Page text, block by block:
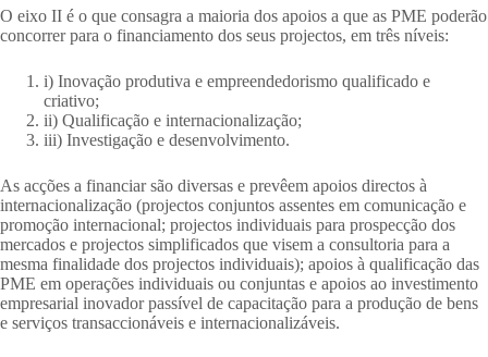
O eixo II é o que consagra a maioria dos apoios a que as PME poderão
concorrer para o financiamento dos seus projectos, em três níveis:
i) Inovação produtiva e empreendedorismo qualificado e
criativo;
ii) Qualificação e internacionalização;
iii) Investigação e desenvolvimento.
As acções a financiar são diversas e prevêem apoios directos à
internacionalização (projectos conjuntos assentes em comunicação e
promoção internacional; projectos individuais para prospecção dos
mercados e projectos simplificados que visem a consultoria para a
mesma finalidade dos projectos individuais); apoios à qualificação das
PME em operações individuais ou conjuntas e apoios ao investimento
empresarial inovador passível de capacitação para a produção de bens
e serviços transaccionáveis e internacionalizáveis.